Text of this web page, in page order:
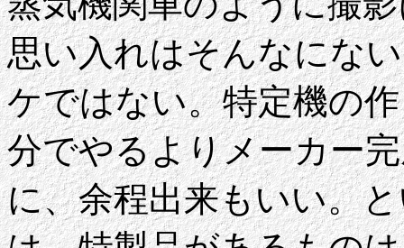
思い入れはそんなにな
ケではない。特定機の
分でやるよりメーカー
に、余程出来もいい。